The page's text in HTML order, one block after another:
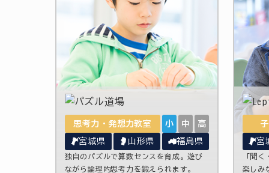
思考力・発想力教室 小 中 高
宮城県 山形県 福島県
独自のパズルで算数センスを育成。遊び
ながら論理的思考力を鍛えられます。
宮
「聞
楽しみ